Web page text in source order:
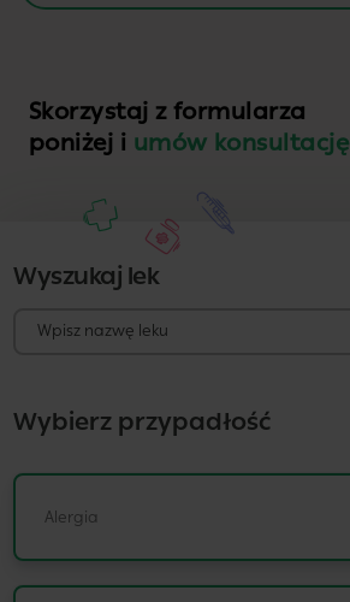
Skorzystaj z formularza
poniżej i umów konsultację